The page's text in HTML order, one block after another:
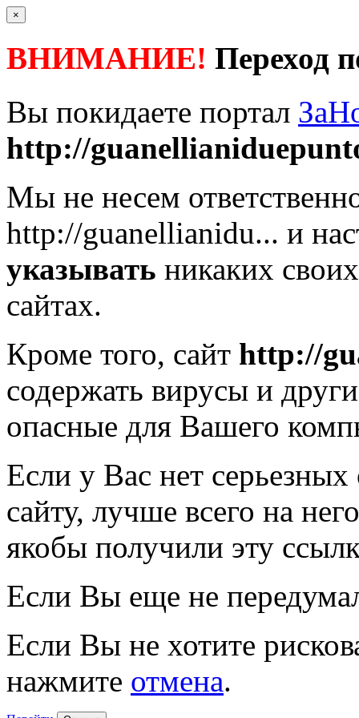
×
ВНИМАНИЕ! Переход
Вы покидаете портал
http://
Мы не несем
http://guanellianidu... и
указывать никаких
сайтах.
Кроме того, сайт http://
содержать вирусы и
опасные для Вашего
Если у Вас нет
сайту, лучше всего на
якобы получили эту
Если Вы еще не
Если Вы не хотите
нажмите отмена.